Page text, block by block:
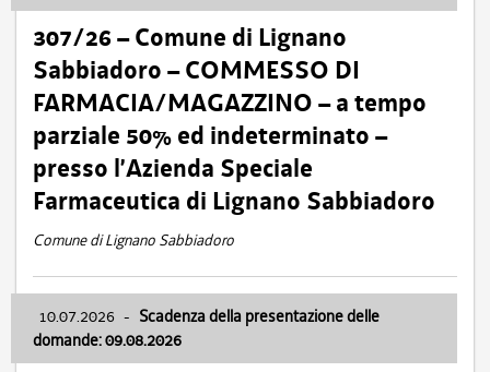
307/26 – Comune di Lignano
Sabbiadoro – COMMESSO DI
FARMACIA/MAGAZZINO – a tempo
parziale 50% ed indeterminato –
presso l’Azienda Speciale
Farmaceutica di Lignano Sabbiadoro
Comune di Lignano Sabbiadoro
10.07.2026 - Scadenza della presentazione delle
domande: 09.08.2026